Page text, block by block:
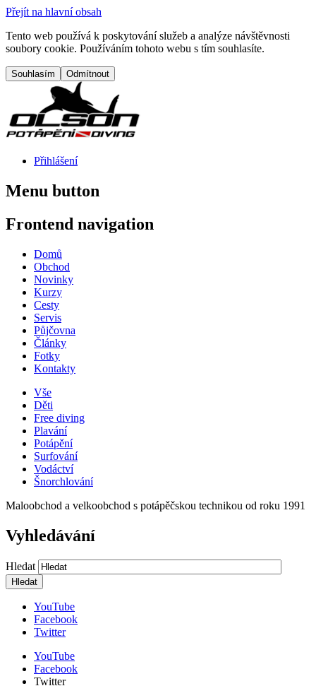
Přejít na hlavní obsah
Tento web používá k poskytování služeb a analýze návštěvnosti
soubory cookie. Používáním tohoto webu s tím souhlasíte.
Přihlášení
Menu button
Frontend navigation
Domů
Obchod
Novinky
Kurzy
Cesty
Servis
Půjčovna
Články
Fotky
Kontakty
Vše
Děti
Free diving
Plavání
Potápění
Surfování
Vodáctví
Šnorchlování
Maloobchod a velkoobchod s potápěčskou technikou od roku 1991
Vyhledávání
Hledat
YouTube
Facebook
Twitter
YouTube
Facebook
Twitter